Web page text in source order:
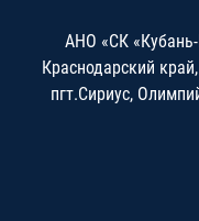
АНО «СК
Краснодарский
пгт.Сириус,